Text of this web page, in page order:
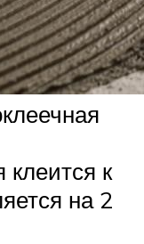
клеится к
на 2